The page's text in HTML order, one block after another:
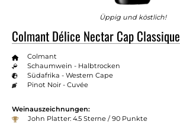
Üppig und köstlich!
Colmant Délice Nectar Cap Classique
Colmant
Schaumwein - Halbtrocken
Südafrika - Western Cape
Pinot Noir - Cuvée
Weinauszeichnungen:
John Platter: 4.5 Sterne / 90 Punkte